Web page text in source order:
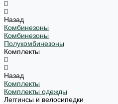
Назад
Комбинезоны
Комбинезоны
Полукомбинезоны
Комплекты
Назад
Комплекты
Комплекты одежды
Леггинсы и велосипедки